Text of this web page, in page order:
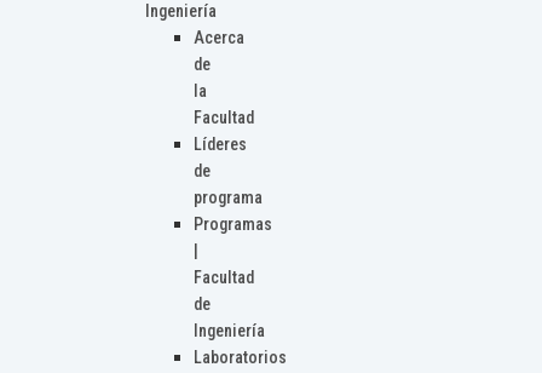
Ingeniería
Acerca
de
la
Facultad
Líderes
de
programa
Programas
Facultad
de
Ingeniería
Laboratorios